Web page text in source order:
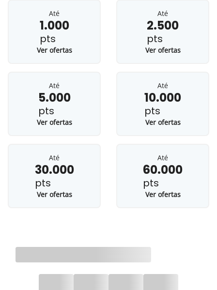
Até
1.000
pts
Ver ofertas
Até
2.500
pts
Ver ofertas
Até
5.000
pts
Ver ofertas
Até
10.000
pts
Ver ofertas
Até
30.000
pts
Ver ofertas
Até
60.000
pts
Ver ofertas